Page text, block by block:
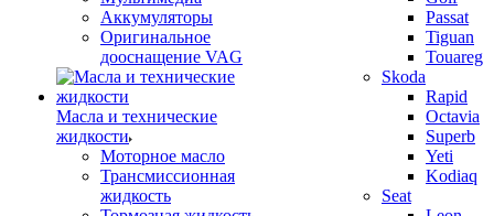
Аккумуляторы
Оригинальное
дооснащение VAG
Масла и технические
жидкости
Моторное масло
Трансмиссионная
жидкость
Passat
Tiguan
Touareg
Skoda
Rapid
Octavia
Superb
Yeti
Kodiaq
Seat